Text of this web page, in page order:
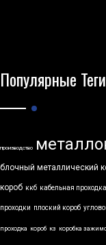
Популярные Теги
производство
блочный металлический
короб ккб кабельная проходка
проходки плоский короб
проходка короб кз коробка